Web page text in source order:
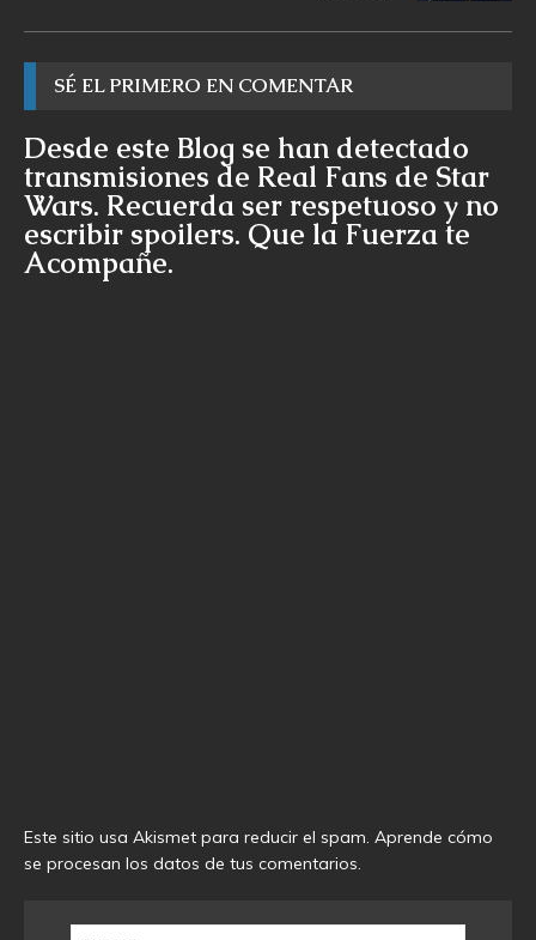
SÉ EL PRIMERO EN COMENTAR
Desde este Blog se han detectado
transmisiones de Real Fans de Star
Wars. Recuerda ser respetuoso y no
escribir spoilers. Que la Fuerza te
Acompañe.
Este sitio usa Akismet para reducir el spam. Aprende cómo
se procesan los datos de tus comentarios.